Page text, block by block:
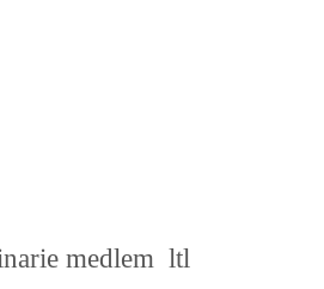
medlem ltl